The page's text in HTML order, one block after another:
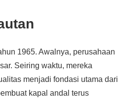
1965. Awalnya, perusahaan
Seiring waktu, mereka
menjadi fondasi utama dari
kapal andal terus